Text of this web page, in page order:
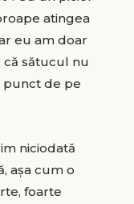
atingea
eu am doar
că sătucul nu
punct de pe
niciodată
așa cum o
foarte